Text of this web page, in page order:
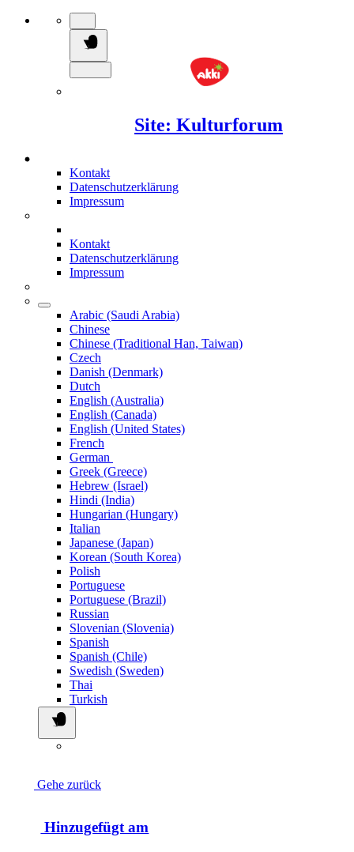
Site: Kulturforum
Kontakt
Datenschutzerklärung
Impressum
Kontakt
Datenschutzerklärung
Impressum
Arabic (Saudi Arabia)
Chinese
Chinese (Traditional Han, Taiwan)
Czech
Danish (Denmark)
Dutch
English (Australia)
English (Canada)
English (United States)
French
German
Greek (Greece)
Hebrew (Israel)
Hindi (India)
Hungarian (Hungary)
Italian
Japanese (Japan)
Korean (South Korea)
Polish
Portuguese
Portuguese (Brazil)
Russian
Slovenian (Slovenia)
Spanish
Spanish (Chile)
Swedish (Sweden)
Thai
Turkish
Gehe zurück
Hinzugefügt am